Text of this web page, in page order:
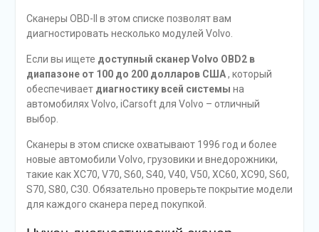
Сканеры OBD-II в этом списке позволят вам
диагностировать несколько модулей Volvo.
Если вы ищете доступный сканер Volvo OBD2 в
диапазоне от 100 до 200 долларов США, который
обеспечивает диагностику всей системы на
автомобилях Volvo, iCarsoft для Volvo – отличный
выбор.
Сканеры в этом списке охватывают 1996 год и более
новые автомобили Volvo, грузовики и внедорожники,
такие как XC70, V70, S60, S40, V40, V50, XC60, XC90, S60,
S70, S80, C30. Обязательно проверьте покрытие модели
для каждого сканера перед покупкой.